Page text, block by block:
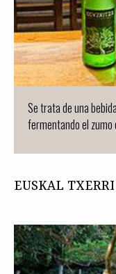
Se trata de una
fermentando el zumo
EUSKAL TXERRI